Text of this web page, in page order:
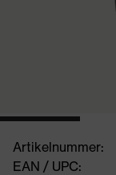
Artikelnummer:
EAN / UPC: